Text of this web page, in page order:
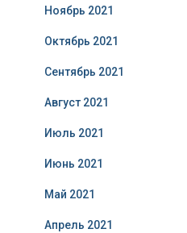
Ноябрь 2021
Октябрь 2021
Сентябрь 2021
Август 2021
Июль 2021
Июнь 2021
Май 2021
Апрель 2021